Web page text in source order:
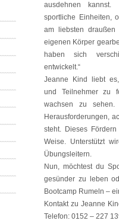
ausdehnen
sportliche Einheiten,
am liebsten
eigenen Körper
haben sich
entwickelt.“
Jeanne Kind liebt
und Teilnehmer zu
wachsen zu sehen.
Herausforderungen,
steht. Dieses
Weise. Unterstützt
Übungsleitern.
Nun, möchtest du
gesünder zu leben
Bootcamp Rumeln –
Kontakt zu Jeanne
Telefon: 0152 – 227